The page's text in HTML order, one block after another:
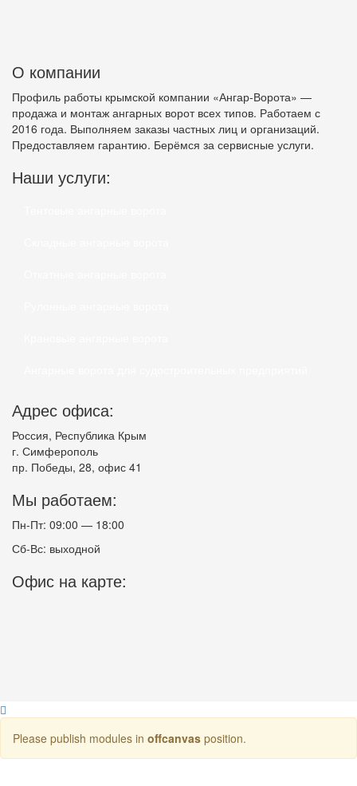
О компании
Профиль работы крымской компании «Ангар-Ворота» —
продажа и монтаж ангарных ворот всех типов. Работаем с
2016 года. Выполняем заказы частных лиц и организаций.
Предоставляем гарантию. Берёмся за сервисные услуги.
Наши услуги:
Адрес офиса:
Россия, Республика Крым
г. Симферополь
пр. Победы, 28, офис 41
Мы работаем:
Пн-Пт: 09:00 — 18:00
Сб-Вс: выходной
Офис на карте:
Please publish modules in offcanvas position.